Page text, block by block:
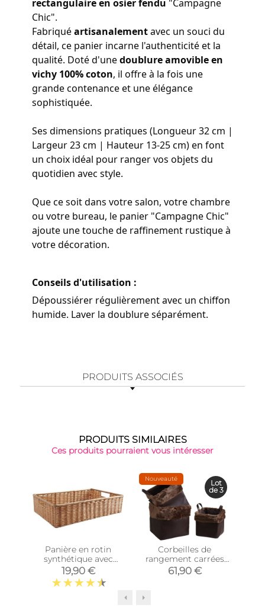
rectangulaire en osier fendu "Campagne
Chic".
Fabriquéartisanalementavec un souci du
détail, ce panier incarne l'authenticité et la
qualité. Doté d'unedoublure amovible en
vichy 100% coton, il offre à la fois une
grande contenance et une élégance
sophistiquée.
Ses dimensions pratiques (Longueur 32 cm |
Largeur 23 cm | Hauteur 13-25 cm) en font
un choix idéal pour ranger vos objets du
quotidien avec style.
Que ce soit dans votre salon, votre chambre
ou votre bureau, le panier "Campagne Chic"
ajoute une touche de raffinement rustique à
votre décoration.
Conseils d'utilisation :
Dépoussiérer régulièrement avec un chiffon
humide. Laver la doublure séparément.
PRODUITS ASSOCIÉS
PRODUITS SIMILAIRES
Ces produits pourraient vous intéresser
Panière en rotin
synthétique avec
passe-main
(Longueur 40cm)
19,90 €
Nouveauté
Corbeilles de
rangement carrées
avec fourrure
synthétique (Lot de 3)
61,90 €
Lot
de 3